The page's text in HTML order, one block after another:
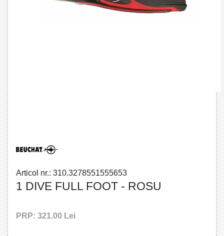
Articol nr.: 310.3278551555653
1 DIVE FULL FOOT - ROSU
PRP: 321.00 Lei